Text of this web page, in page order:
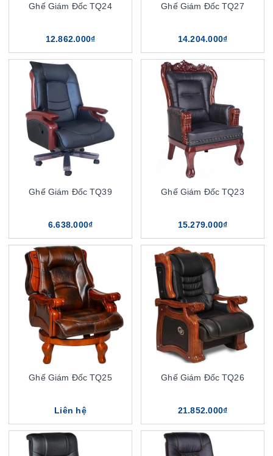
Ghế Giám Đốc TQ24
12.862.000₫
Ghế Giám Đốc TQ27
14.204.000₫
Ghế Giám Đốc TQ39
6.638.000₫
Ghế Giám Đốc TQ23
15.279.000₫
Ghế Giám Đốc TQ25
Liên hệ
Ghế Giám Đốc TQ26
21.852.000₫